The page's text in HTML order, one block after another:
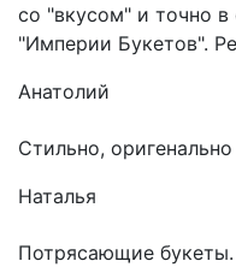
со "вкусом" и точно
"Империи Букетов".
Анатолий
Стильно,
Наталья
Потрясающие